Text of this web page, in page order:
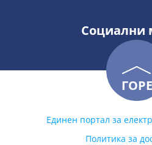
Социални
ГОРЕ
Единен портал за
Политика за